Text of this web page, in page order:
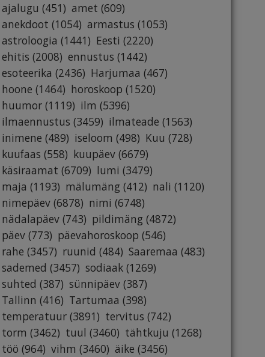
ajalugu (451) amet (609)
anekdoot (1054) armastus (1053)
astroloogia (1441) Eesti (2220)
ehitis (2008) ennustus (1442)
esoteerika (2436) Harjumaa (467)
hoone (1464) horoskoop (1520)
huumor (1119) ilm (5396)
ilmaennustus (3459) ilmateade (1563)
inimene (489) iseloom (498) Kuu (728)
kuufaas (558) kuupäev (6679)
käsiraamat (6709) lumi (3479)
maja (1193) mälumäng (412) nali (1120)
nimepäev (6878) nimi (6748)
nädalapäev (743) pildimäng (4872)
päev (773) päevahoroskoop (546)
rahe (3457) ruunid (484) Saaremaa (483)
sademed (3457) sodiaak (1269)
suhted (387) sünnipäev (387)
Tallinn (416) Tartumaa (398)
temperatuur (3891) tervitus (742)
torm (3462) tuul (3460) tähtkuju (1268)
töö (964) vihm (3460) äike (3456)